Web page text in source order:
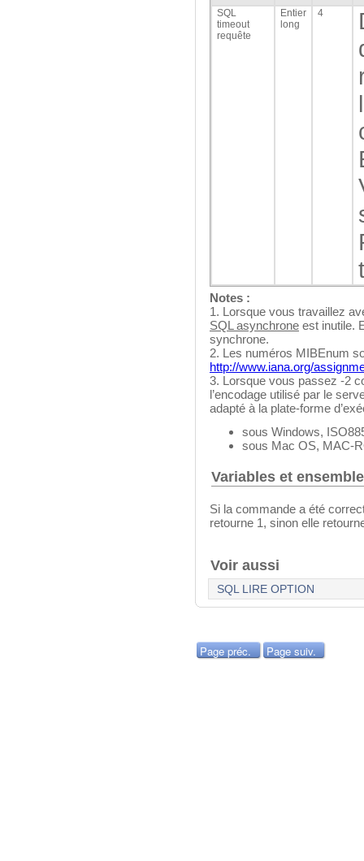
SQL
timeout
requête
Entier
long
4
Notes :
1. Lorsque vous travaillez
SQL asynchrone est inutile.
synchrone.
2. Les numéros MIBEnum
http://www.iana.org/
3. Lorsque vous passez -2
l’encodage utilisé par le
adapté à la plate-forme
sous Windows,
sous Mac OS, MAC-
Variables et
Si la commande a été
retourne 1, sinon elle
Voir aussi
SQL LIRE OPTION
Page préc. Page suiv.